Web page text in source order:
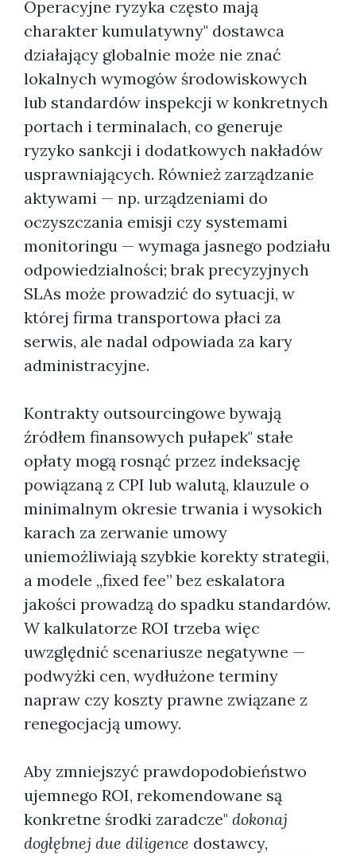
Operacyjne ryzyka często mają
charakter kumulatywny" dostawca
działający globalnie może nie znać
lokalnych wymogów środowiskowych
lub standardów inspekcji w konkretnych
portach i terminalach, co generuje
ryzyko sankcji i dodatkowych nakładów
usprawniających. Również zarządzanie
aktywami — np. urządzeniami do
oczyszczania emisji czy systemami
monitoringu — wymaga jasnego podziału
odpowiedzialności; brak precyzyjnych
SLAs może prowadzić do sytuacji, w
której firma transportowa płaci za
serwis, ale nadal odpowiada za kary
administracyjne.
Kontrakty outsourcingowe bywają
źródłem finansowych pułapek" stałe
opłaty mogą rosnąć przez indeksację
powiązaną z CPI lub walutą, klauzule o
minimalnym okresie trwania i wysokich
karach za zerwanie umowy
uniemożliwiają szybkie korekty strategii,
a modele „fixed fee” bez eskalatora
jakości prowadzą do spadku standardów.
W kalkulatorze ROI trzeba więc
uwzględnić scenariusze negatywne —
podwyżki cen, wydłużone terminy
napraw czy koszty prawne związane z
renegocjacją umowy.
Aby zmniejszyć prawdopodobieństwo
ujemnego ROI, rekomendowane są
konkretne środki zaradcze" dokonaj
dogłębnej due diligence dostawcy,